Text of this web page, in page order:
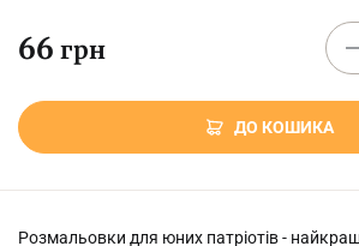
66 грн
ДО КОШИКА
Розмальовки для юних патріотів -